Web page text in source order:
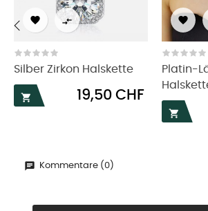
 
Silber Zirkon Halskette

Preis
19,50 CHF

Platin-

‹
Kommentare (0)